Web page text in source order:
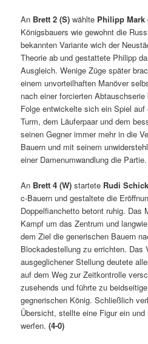
An Brett 2 (S) wählte Philipp Mark
Königsbauers wie gewohnt die
bekannten Variante wich der
Theorie ab und gestattete Philipp
Ausgleich. Wenige Züge später
einem unvorteilhaften Manöver
nach einer forcierten
Folge entwickelte sich ein Spiel
Turm, dem Läuferpaar und dem
seinen Gegner immer mehr in die
Bauern und mit seinem
einer Damenumwandlung die
An Brett 4 (W) startete Rudi
c-Bauern und gestaltete die
Doppelfianchetto betont ruhig. Das
Kampf um das Zentrum und
dem Ziel die generischen Bauern
Blockadestellung zu errichten. Das
ausgeglichener Stellung deutete
auf dem Weg zur Zeitkontrolle
zusehends und führte zu
gegnerischen König. Schließlich
Übersicht, stellte eine Figur ein
werfen.(4-0)